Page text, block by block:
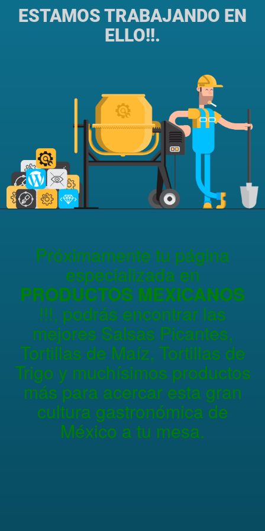
ESTAMOS TRABAJANDO EN
ELLO!!.
Próximamente tu página
especializada en
PRODUCTOS MEXICANOS
!!!, podrás encontrar las
mejores Salsas Picantes,
Tortillas de Maíz, Tortillas de
Trigo y muchísimos productos
más para acercar esta gran
cultura gastronómica de
México a tu mesa.